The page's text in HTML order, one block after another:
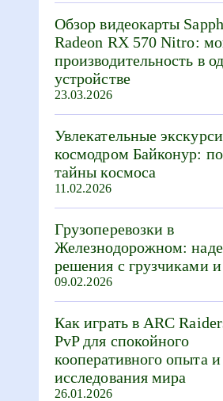
Обзор видеокарты
Radeon RX 570 Nitro:
производительность в
устройстве
23.03.2026
Увлекательные
космодром Байконур:
тайны космоса
11.02.2026
Грузоперевозки в
Железнодорожном:
решения с грузчиками
09.02.2026
Как играть в ARC
PvP для спокойного
кооперативного опыта и
исследования мира
26.01.2026